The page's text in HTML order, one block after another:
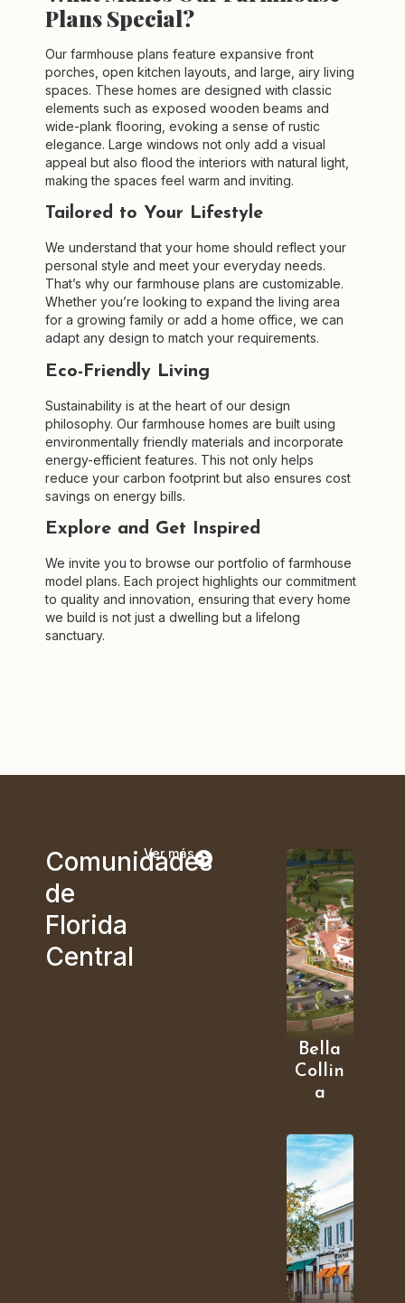
Plans Special?
Our farmhouse plans feature expansive front
porches, open kitchen layouts, and large, airy living
spaces. These homes are designed with classic
elements such as exposed wooden beams and
wide-plank flooring, evoking a sense of rustic
elegance. Large windows not only add a visual
appeal but also flood the interiors with natural light,
making the spaces feel warm and inviting.
Tailored to Your Lifestyle
We understand that your home should reflect your
personal style and meet your everyday needs.
That’s why our farmhouse plans are customizable.
Whether you’re looking to expand the living area
for a growing family or add a home office, we can
adapt any design to match your requirements.
Eco-Friendly Living
Sustainability is at the heart of our design
philosophy. Our farmhouse homes are built using
environmentally friendly materials and incorporate
energy-efficient features. This not only helps
reduce your carbon footprint but also ensures cost
savings on energy bills.
Explore and Get Inspired
We invite you to browse our portfolio of farmhouse
model plans. Each project highlights our commitment
to quality and innovation, ensuring that every home
we build is not just a dwelling but a lifelong
sanctuary.
Comunidades
de
Florida
Central
Ver más
Bella
Collin
a